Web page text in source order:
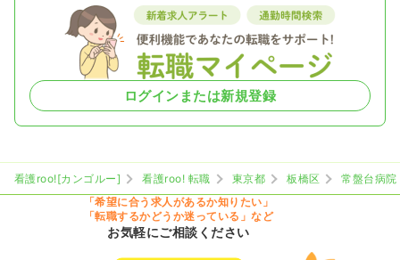
ログインまたは新規登録
看護roo![カンゴルー] 看護roo! 転職 東京都 板橋区
常盤台病院
「希望に合う求人があるか知りたい」
「転職するかどうか迷っている」など
お気軽にご相談ください